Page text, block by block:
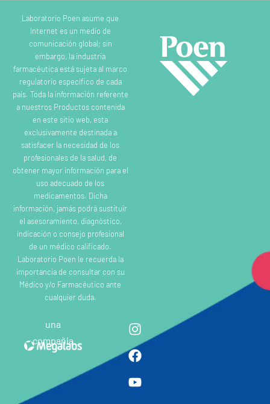
Laboratorio Poen asume que
Internet es un medio de
comunicación global; sin
embargo, la industria
farmacéutica está sujeta al marco
regulatorio específico de cada
país. Toda la información referente
a nuestros Productos contenida
en este sitio web, esta
exclusivamente destinada a
satisfacer la necesidad de los
profesionales de la salud, de
obtener mayor información para el
uso adecuado de los
medicamentos. Dicha
información, jamás podrá sustituir
el asesoramiento, diagnóstico,
indicación o consejo profesional
de un médico calificado.
Laboratorio Poen le recuerda la
importancia de consultar con su
Médico y/o Farmacéutico ante
cualquier duda.
una
compañia